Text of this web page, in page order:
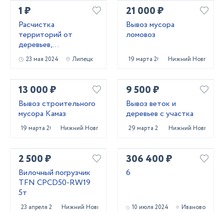
1 ₽
Расчистка
территорий от
деревьев,
кустарников и корней
23 мая 2024 Липецк
21 000 ₽
Вывоз мусора
ломовоз
19 марта 2025 Нижний Новгород
13 000 ₽
Вывоз строительного
мусора Камаз
19 марта 2025 Нижний Новгород
9 500 ₽
Вывоз веток и
деревьев с участка
29 марта 2025 Нижний Новгород
2 500 ₽
Вилочный погрузчик
TFN CPCD50-RW19
5т
23 апреля 2025 Нижний Новгород
306 400 ₽
6
10 июля 2024 Иваново